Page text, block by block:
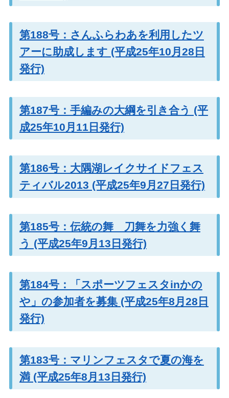
第188号：さんふらわあを利用したツ
アーに助成します (平成25年10月28日
発行)
第187号：手編みの大綱を引き合う (平
成25年10月11日発行)
第186号：大隅湖レイクサイドフェス
ティバル2013 (平成25年9月27日発行)
第185号：伝統の舞 刀舞を力強く舞
う (平成25年9月13日発行)
第184号：「スポーツフェスタinかの
や」の参加者を募集 (平成25年8月28日
発行)
第183号：マリンフェスタで夏の海を
満 (平成25年8月13日発行)